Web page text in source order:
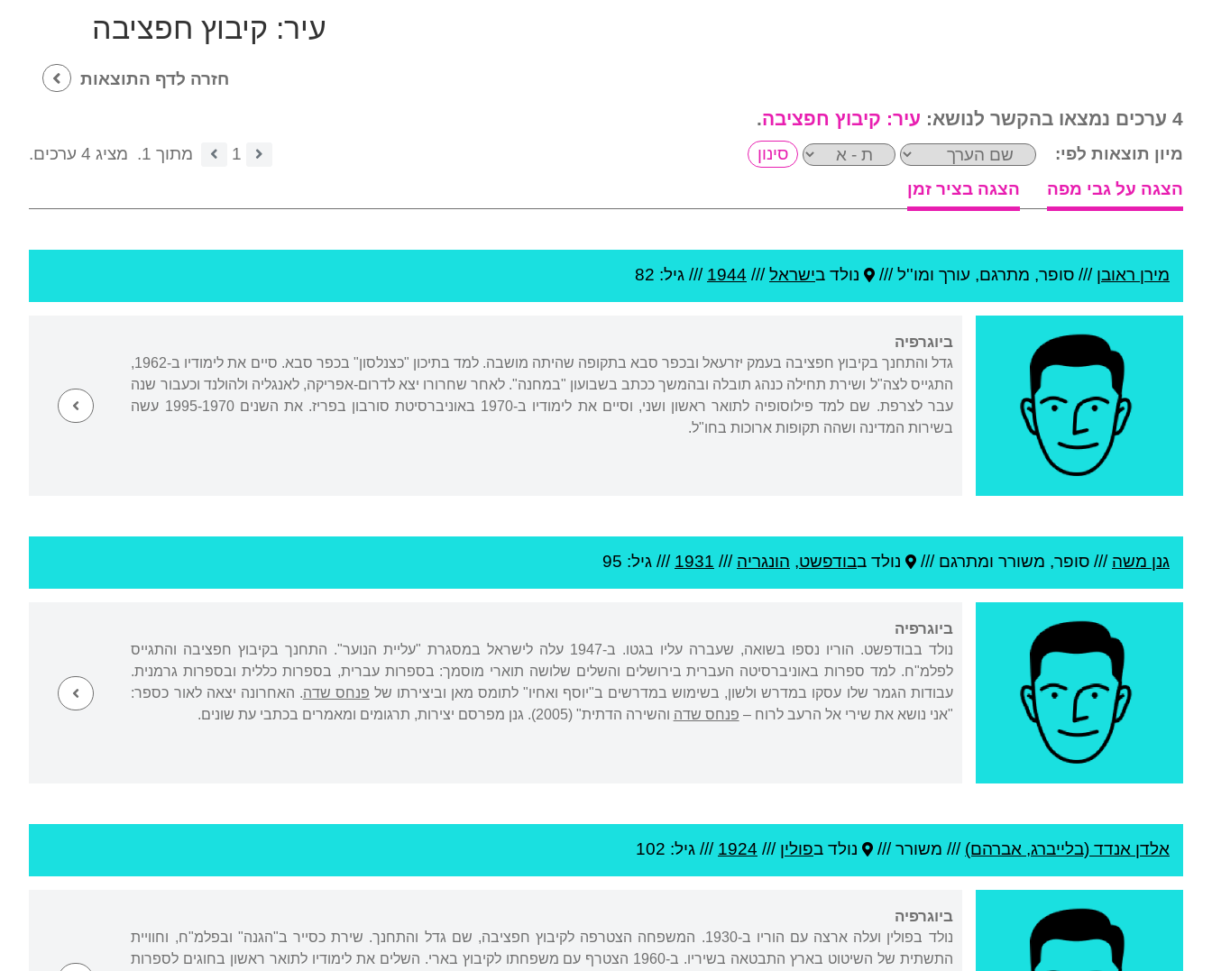
עיר: קיבוץ חפציבה
חזרה לדף התוצאות
4 ערכים נמצאו בהקשר לנושא: עיר: קיבוץ חפציבה.
מיון תוצאות לפי: 1 מתוך 1.
מציג 4 ערכים.
הצגה על גבי מפה
הצגה בציר זמן
מירן ראובן /// סופר, מתרגם, עורך ומו''ל /// נולד בישראל///
1944 /// גיל: 82
ביוגרפיה
גדל והתחנך בקיבוץ חפציבה בעמק יזרעאל ובכפר סבא בתקופה שהיתה מושבה. למד בתיכון "כצנלסון" בכפר סבא. סיים את לימודיו ב-1962,
התגייס לצה"ל ושירת תחילה כנהג תובלה ובהמשך ככתב בשבועון "במחנה". לאחר שחרורו יצא לדרום-אפריקה, לאנגליה ולהולנד וכעבור שנה
עבר לצרפת. שם למד פילוסופיה לתואר ראשון ושני, וסיים את לימודיו ב-1970 באוניברסיטת סורבון בפריז. את השנים 1995-1970 עשה
בשירות המדינה ושהה תקופות ארוכות בחו"ל.
גנן משה /// סופר, משורר ומתרגם /// נולד בבודפשט, הונגריה ///
1931 /// גיל: 95
ביוגרפיה
נולד בבודפשט. הוריו נספו בשואה, שעברה עליו בגטו. ב-1947 עלה לישראל במסגרת "עליית הנוער". התחנך בקיבוץ חפציבה והתגייס
לפלמ"ח. למד ספרות באוניברסיטה העברית בירושלים והשלים שלושה תוארי מוסמך: בספרות עברית, בספרות כללית ובספרות גרמנית.
עבודות הגמר שלו עסקו במדרש ולשון, בשימוש במדרשים ב"יוסף ואחיו" לתומס מאן וביצירתו של פנחס שדה. האחרונה יצאה לאור כספר:
"אני נושא את שירי אל הרעב לרוח – פנחס שדה והשירה הדתית" (2005). גנן מפרסם יצירות, תרגומים ומאמרים בכתבי עת שונים.
אלדן אנדד (בלייברג, אברהם) /// משורר /// נולד בפולין ///
1924 /// גיל: 102
ביוגרפיה
נולד בפולין ועלה ארצה עם הוריו ב-1930. המשפחה הצטרפה לקיבוץ חפציבה, שם גדל והתחנך. שירת כסייר ב"הגנה" ובפלמ"ח, וחוויית
התשתית של השיטוט בארץ התבטאה בשיריו. ב-1960 הצטרף עם משפחתו לקיבוץ בארי. השלים את לימודיו לתואר ראשון בחוגים לספרות